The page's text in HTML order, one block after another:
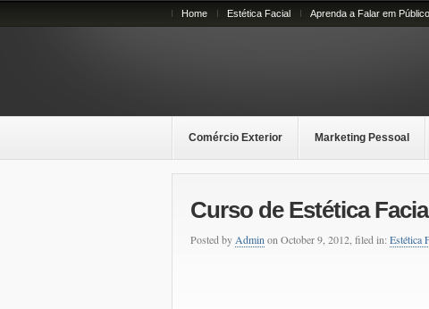
Home Estética Facial Aprenda a Falar em Público
Comércio Exterior Marketing Pessoal
Curso de Estética
Posted by Admin on October 9, 2012, filed in: Estética